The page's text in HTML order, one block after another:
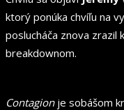
ktorý ponúka chvíľu na
poslucháča znova zrazil
breakdownom.
Contagionje sobášom